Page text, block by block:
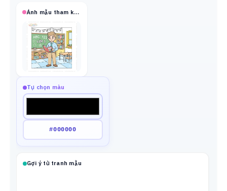
Ảnh mẫu tham khảo
Tự chọn màu
Gợi ý từ tranh mẫu